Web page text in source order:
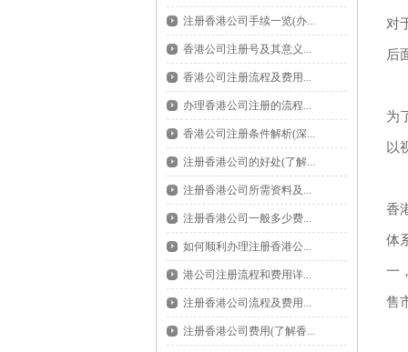
注册香港公司手续一览(办...
香港公司注册号及其意义...
香港公司注册流程及费用...
办理香港公司注册的流程...
香港公司注册条件解析(深...
注册香港公司的好处(了解...
注册香港公司所需资料及...
注册香港公司一般多少费...
如何顺利办理注册香港公...
港公司注册流程和费用详...
注册香港公司流程及费用...
注册香港公司费用(了解香...
对
后
为
以
香
体
一
售